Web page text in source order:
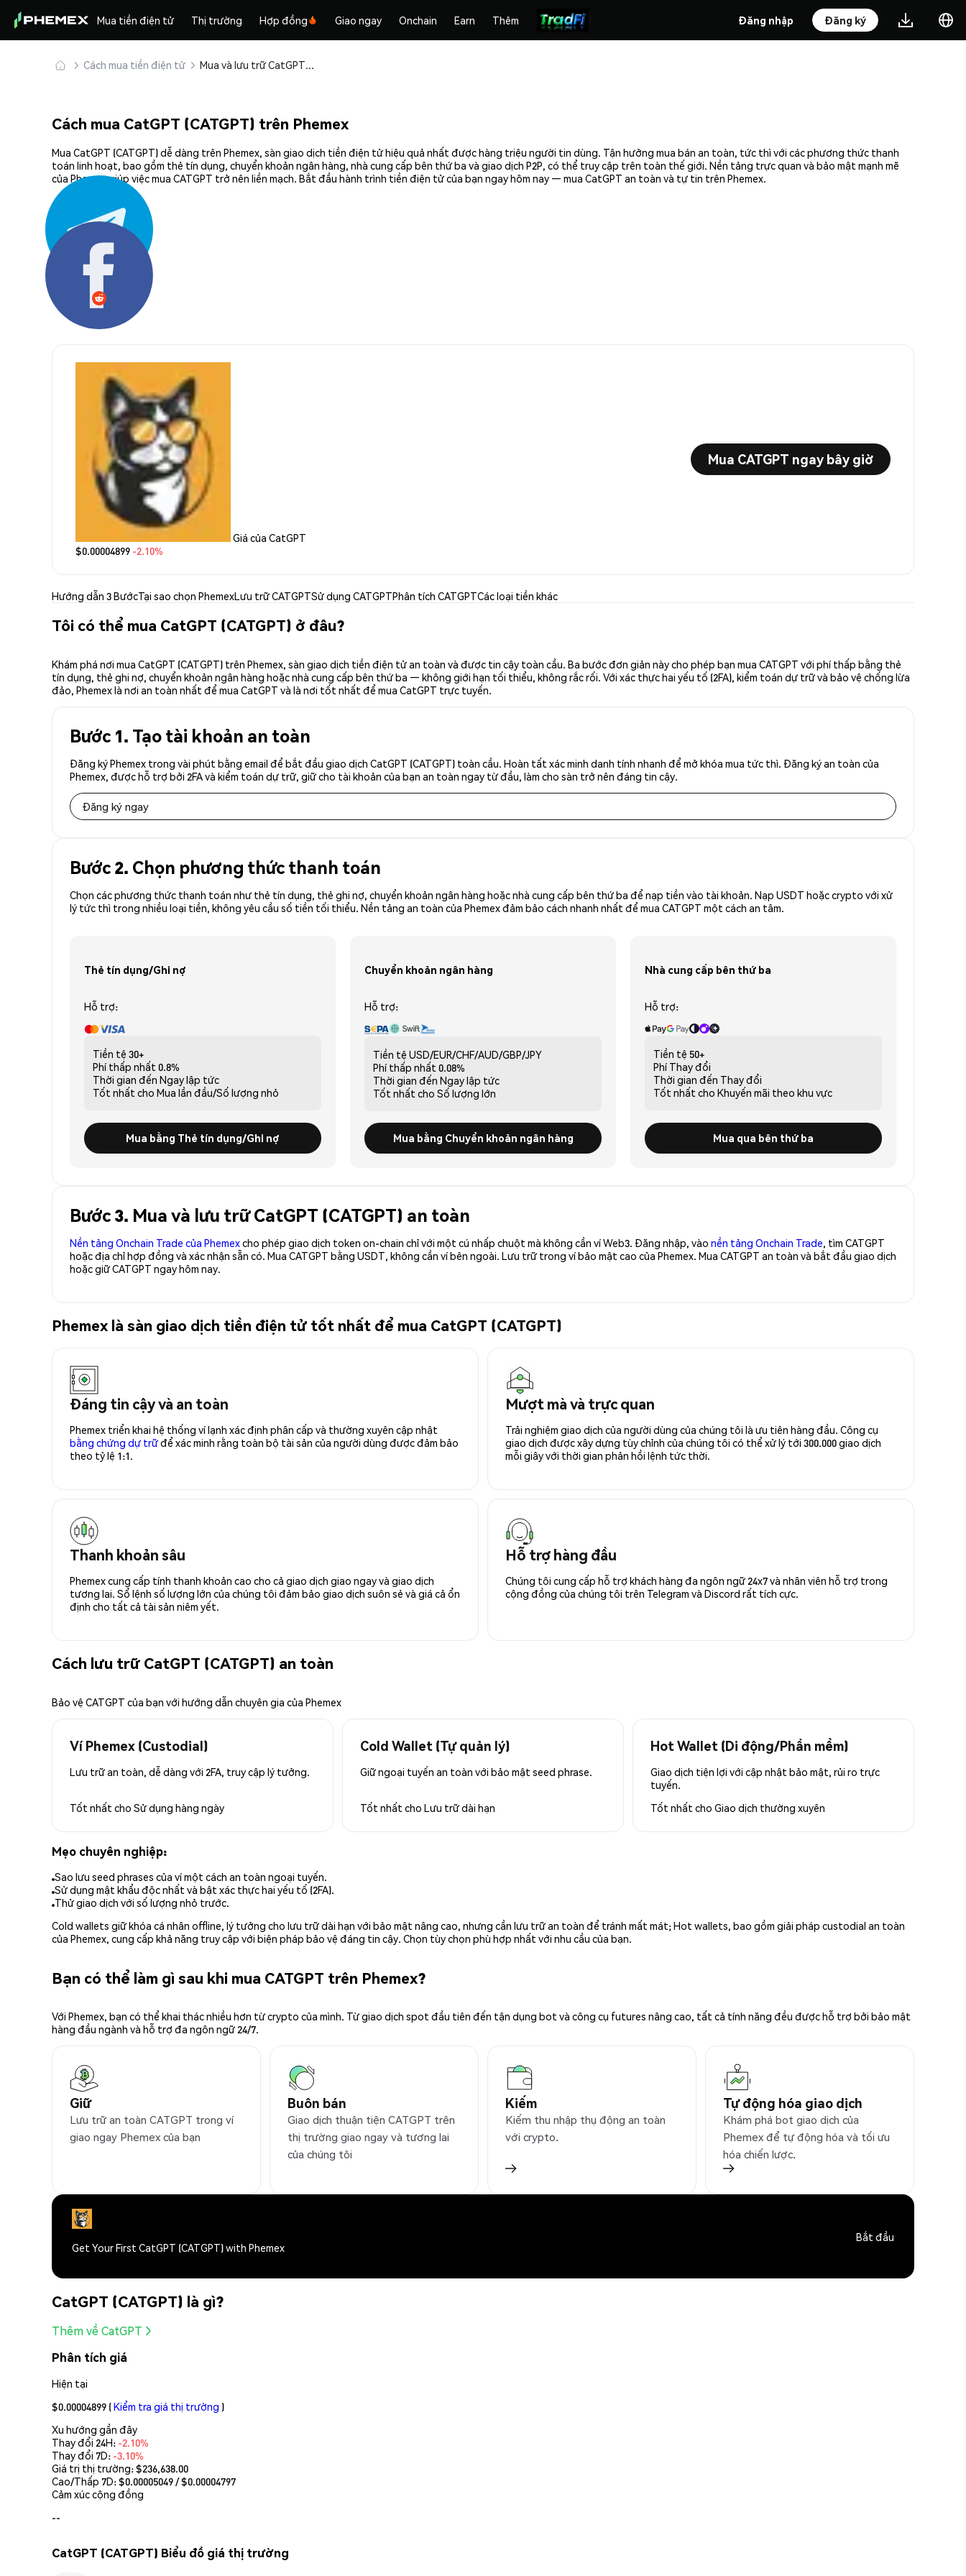
Mua tiền điện tử Thị trường Hợp đồng Giao ngay Onchain Earn Thêm Đăng nhập Đăng ký
Cách mua tiền điện tử Mua và lưu trữ CatGPT (CATGPT) an toàn
Cách mua CatGPT (CATGPT) trên Phemex
Mua CatGPT (CATGPT) dễ dàng trên Phemex, sàn giao dịch tiền điện tử hiệu quả nhất được hàng triệu người tin dùng. Tận hưởng mua bán an toàn, tức thì với các phương thức thanh
toán linh hoạt, bao gồm thẻ tín dụng, chuyển khoản ngân hàng, nhà cung cấp bên thứ ba và giao dịch P2P, có thể truy cập trên toàn thế giới. Nền tảng trực quan và bảo mật mạnh mẽ
của Phemex giúp việc mua CATGPT trở nên liền mạch. Bắt đầu hành trình tiền điện tử của bạn ngay hôm nay — mua CatGPT an toàn và tự tin trên Phemex.
Chia sẻ:
Giá của CatGPT
$0.00004899 -2.10%
Mua CATGPT ngay bây giờ
Hướng dẫn 3 BướcTại sao chọn PhemexLưu trữ CATGPTSử dụng CATGPTPhân tích CATGPTCác loại tiền khác
Tôi có thể mua CatGPT (CATGPT) ở đâu?
Khám phá nơi mua CatGPT (CATGPT) trên Phemex, sàn giao dịch tiền điện tử an toàn và được tin cậy toàn cầu. Ba bước đơn giản này cho phép bạn mua CATGPT với phí thấp bằng thẻ
tín dụng, thẻ ghi nợ, chuyển khoản ngân hàng hoặc nhà cung cấp bên thứ ba — không giới hạn tối thiểu, không rắc rối. Với xác thực hai yếu tố (2FA), kiểm toán dự trữ và bảo vệ chống lừa
đảo, Phemex là nơi an toàn nhất để mua CatGPT và là nơi tốt nhất để mua CatGPT trực tuyến.
Bước 1. Tạo tài khoản an toàn
Đăng ký Phemex trong vài phút bằng email để bắt đầu giao dịch CatGPT (CATGPT) toàn cầu. Hoàn tất xác minh danh tính nhanh để mở khóa mua tức thì. Đăng ký an toàn của
Phemex, được hỗ trợ bởi 2FA và kiểm toán dự trữ, giữ cho tài khoản của bạn an toàn ngay từ đầu, làm cho sàn trở nên đáng tin cậy.
Đăng ký ngay
Bước 2. Chọn phương thức thanh toán
Chọn các phương thức thanh toán như thẻ tín dụng, thẻ ghi nợ, chuyển khoản ngân hàng hoặc nhà cung cấp bên thứ ba để nạp tiền vào tài khoản. Nạp USDT hoặc crypto với xử
lý tức thì trong nhiều loại tiền, không yêu cầu số tiền tối thiểu. Nền tảng an toàn của Phemex đảm bảo cách nhanh nhất để mua CATGPT một cách an tâm.
Thẻ tín dụng/Ghi nợ
Hỗ trợ:
Tiền tệ 30+
Phí thấp nhất 0.8%
Thời gian đến Ngay lập tức
Tốt nhất cho Mua lần đầu/Số lượng nhỏ
Mua bằng Thẻ tín dụng/Ghi nợ
Chuyển khoản ngân hàng
Hỗ trợ:
Tiền tệ USD/EUR/CHF/AUD/GBP/JPY
Phí thấp nhất 0.08%
Thời gian đến Ngay lập tức
Tốt nhất cho Số lượng lớn
Mua bằng Chuyển khoản ngân hàng
Nhà cung cấp bên thứ ba
Hỗ trợ:
Tiền tệ 50+
Phí Thay đổi
Thời gian đến Thay đổi
Tốt nhất cho Khuyến mãi theo khu vực
Mua qua bên thứ ba
Bước 3. Mua và lưu trữ CatGPT (CATGPT) an toàn
Nền tảng Onchain Trade của Phemexcho phép giao dịch token on-chain chỉ với một cú nhấp chuột mà không cần ví Web3. Đăng nhập, vào nền tảng Onchain Trade, tìm CATGPT
hoặc địa chỉ hợp đồng và xác nhận sẵn có. Mua CATGPT bằng USDT, không cần ví bên ngoài. Lưu trữ trong ví bảo mật cao của Phemex. Mua CATGPT an toàn và bắt đầu giao dịch
hoặc giữ CATGPT ngay hôm nay.
Phemex là sàn giao dịch tiền điện tử tốt nhất để mua CatGPT (CATGPT)
Đáng tin cậy và an toàn
Phemex triển khai hệ thống ví lạnh xác định phân cấp và thường xuyên cập nhật
bằng chứng dự trữđể xác minh rằng toàn bộ tài sản của người dùng được đảm bảo
theo tỷ lệ 1:1.
Mượt mà và trực quan
Trải nghiệm giao dịch của người dùng của chúng tôi là ưu tiên hàng đầu. Công cụ
giao dịch được xây dựng tùy chỉnh của chúng tôi có thể xử lý tới 300.000 giao dịch
mỗi giây với thời gian phản hồi lệnh tức thời.
Thanh khoản sâu
Phemex cung cấp tính thanh khoản cao cho cả giao dịch giao ngay và giao dịch
tương lai. Sổ lệnh số lượng lớn của chúng tôi đảm bảo giao dịch suôn sẻ và giá cả ổn
định cho tất cả tài sản niêm yết.
Hỗ trợ hàng đầu
Chúng tôi cung cấp hỗ trợ khách hàng đa ngôn ngữ 24x7 và nhân viên hỗ trợ trong
cộng đồng của chúng tôi trên Telegram và Discord rất tích cực.
Cách lưu trữ CatGPT (CATGPT) an toàn
Bảo vệ CATGPT của bạn với hướng dẫn chuyên gia của Phemex
Ví Phemex (Custodial)
Lưu trữ an toàn, dễ dàng với 2FA, truy cập lý tưởng.
Tốt nhất cho Sử dụng hàng ngày
Cold Wallet (Tự quản lý)
Giữ ngoại tuyến an toàn với bảo mật seed phrase.
Tốt nhất cho Lưu trữ dài hạn
Hot Wallet (Di động/Phần mềm)
Giao dịch tiện lợi với cập nhật bảo mật, rủi ro trực
tuyến.
Tốt nhất cho Giao dịch thường xuyên
Mẹo chuyên nghiệp:
Sao lưu seed phrases của ví một cách an toàn ngoại tuyến.
Sử dụng mật khẩu độc nhất và bật xác thực hai yếu tố (2FA).
Thử giao dịch với số lượng nhỏ trước.
Cold wallets giữ khóa cá nhân offline, lý tưởng cho lưu trữ dài hạn với bảo mật nâng cao, nhưng cần lưu trữ an toàn để tránh mất mát; Hot wallets, bao gồm giải pháp custodial an toàn
của Phemex, cung cấp khả năng truy cập với biện pháp bảo vệ đáng tin cậy. Chọn tùy chọn phù hợp nhất với nhu cầu của bạn.
Bạn có thể làm gì sau khi mua CATGPT trên Phemex?
Với Phemex, bạn có thể khai thác nhiều hơn từ crypto của mình. Từ giao dịch spot đầu tiên đến tận dụng bot và công cụ futures nâng cao, tất cả tính năng đều được hỗ trợ bởi bảo mật
hàng đầu ngành và hỗ trợ đa ngôn ngữ 24/7.
Giữ
Lưu trữ an toàn CATGPT trong ví
giao ngay Phemex của bạn
Buôn bán
Giao dịch thuận tiện CATGPT trên
thị trường giao ngay và tương lai
của chúng tôi
Kiếm
Kiếm thu nhập thụ động an toàn
với crypto.
Tự động hóa giao dịch
Khám phá bot giao dịch của
Phemex để tự động hóa và tối ưu
hóa chiến lược.
Get Your First CatGPT (CATGPT) with Phemex
Bắt đầu
CatGPT (CATGPT) là gì?
Thêm về CatGPT
Phân tích giá
Hiện tại
$0.00004899 (Kiểm tra giá thị trường )
Xu hướng gần đây
Thay đổi 24H: -2.10%
Thay đổi 7D: -3.10%
Giá trị thị trường:$236,638.00
Cao/Thấp 7D: $0.00005049/ $0.00004797
Cảm xúc cộng đồng
--
CatGPT (CATGPT) Biểu đồ giá thị trường